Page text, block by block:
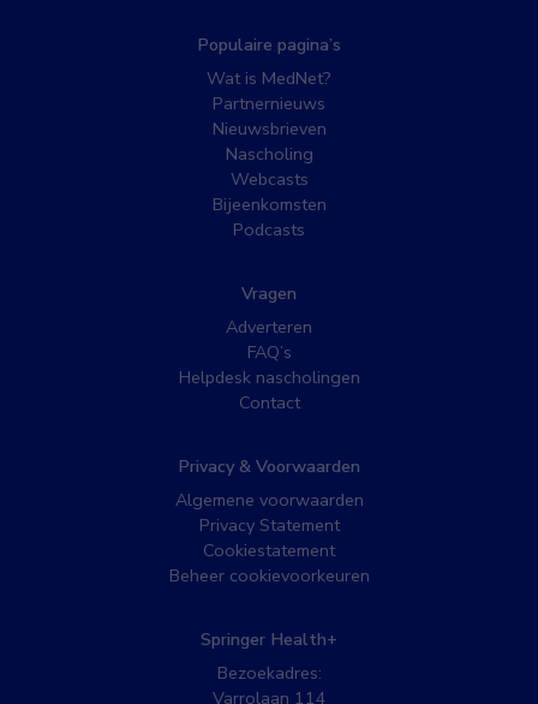
Populaire pagina’s
Wat is MedNet?
Partnernieuws
Nieuwsbrieven
Nascholing
Webcasts
Bijeenkomsten
Podcasts
Vragen
Adverteren
FAQ’s
Helpdesk nascholingen
Contact
Privacy & Voorwaarden
Algemene voorwaarden
Privacy Statement
Cookiestatement
Beheer cookievoorkeuren
Springer Health+
Bezoekadres:
Varrolaan 114